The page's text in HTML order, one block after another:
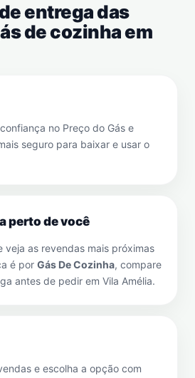
entrega das
de cozinha em
no Preço do Gás e
seguro para baixar e usar o
perto de você
veja as revendas mais próximas
é por Gás De Cozinha, compare
antes de pedir em Vila Amélia.
e escolha a opção com